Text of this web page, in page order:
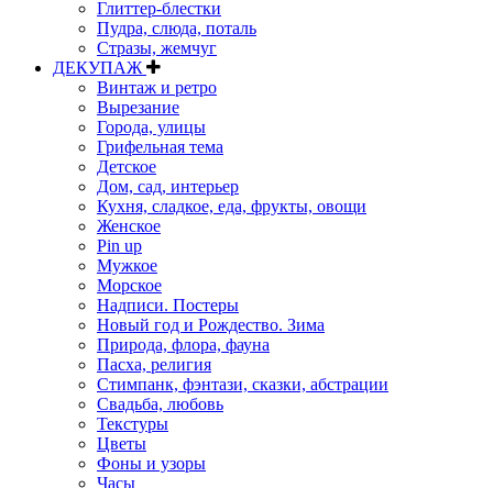
Глиттер-блестки
Пудра, слюда, поталь
Стразы, жемчуг
ДЕКУПАЖ
Винтаж и ретро
Вырезание
Города, улицы
Грифельная тема
Детское
Дом, сад, интерьер
Кухня, сладкое, еда, фрукты, овощи
Женское
Pin up
Мужкое
Морское
Надписи. Постеры
Новый год и Рождество. Зима
Природа, флора, фауна
Пасха, религия
Стимпанк, фэнтази, сказки, абстрации
Свадьба, любовь
Текстуры
Цветы
Фоны и узоры
Часы